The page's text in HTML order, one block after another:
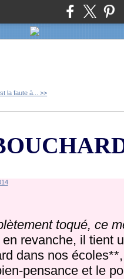
la faute à... >>
toqué, ce
revanche, il tient
dans nos
pensance et le